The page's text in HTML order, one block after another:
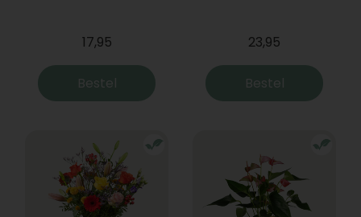
17,95
Bestel
23,95
Bestel